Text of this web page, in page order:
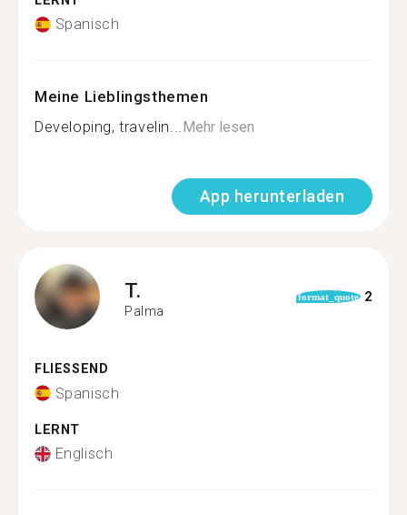
Spanisch
Meine Lieblingsthemen
Developing, travelin...Mehr lesen
App herunterladen
T.
Palma
format_quote 2
FLIESSEND
Spanisch
LERNT
Englisch